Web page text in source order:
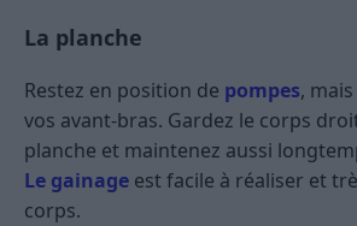
La planche
Restez en position de pompes,
vos avant-bras. Gardez le corps
planche et maintenez aussi
Le gainage est facile à réaliser et
corps.